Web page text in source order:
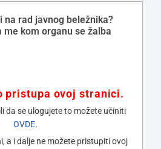
na rad javnog beležnika?
me kom organu se žalba
pristupa ovoj stranici.
da se ulogujete to možete učiniti
OVDE.
a i dalje ne možete pristupiti ovoj